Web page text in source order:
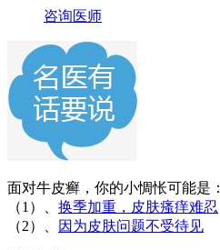
咨询医师
面对牛皮癣，你的小惆怅可能是：
（1）、 换季加重，皮肤瘙痒难忍
（2）、
因为皮肤问题不受待见